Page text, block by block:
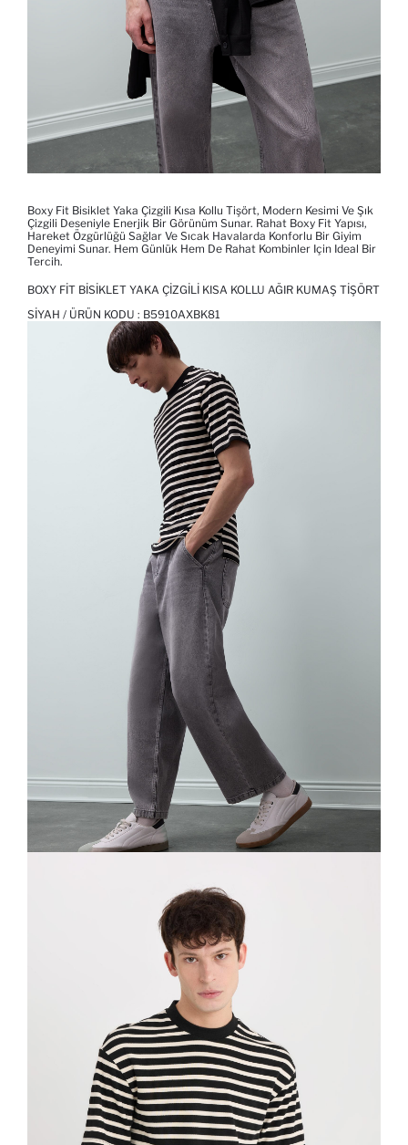
Boxy Fit Bisiklet Yaka Çizgili Kısa Kollu Tişört, Modern Kesimi Ve Şık
Çizgili Deseniyle Enerjik Bir Görünüm Sunar. Rahat Boxy Fit Yapısı,
Hareket Özgürlüğü Sağlar Ve Sıcak Havalarda Konforlu Bir Giyim
Deneyimi Sunar. Hem Günlük Hem De Rahat Kombinler Için Ideal Bir
Tercih.
BOXY FIT BISIKLET YAKA ÇIZGILI KISA KOLLU AĞIR KUMAŞ TIŞÖRT
SIYAH / ÜRÜN KODU : B5910AXBK81